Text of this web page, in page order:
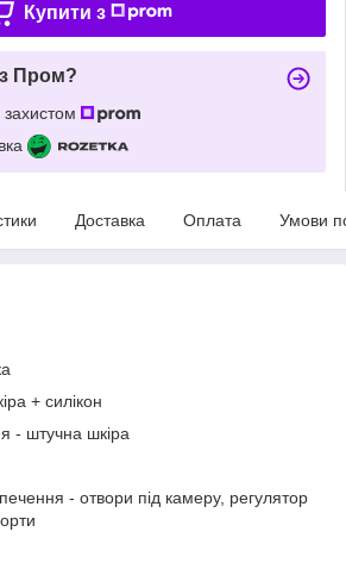
Купити з
Пром?
Доставка Оплата Умови
+ силікон
- штучна шкіра
- отвори під камеру, регулятор